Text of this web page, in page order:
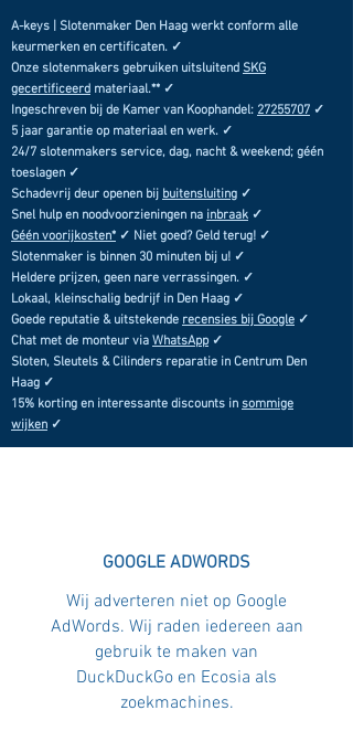
A-keys | Slotenmaker Den Haag werkt conform alle
keurmerken en certificaten. ✓
Onze slotenmakers gebruiken uitsluitend SKG
gecertificeerd materiaal.** ✓
Ingeschreven bij de Kamer van Koophandel: 27255707 ✓
5 jaar garantie op materiaal en werk. ✓
24/7 slotenmakers service, dag, nacht & weekend; géén
toeslagen ✓
Schadevrij deur openen bij buitensluiting ✓
Snel hulp en noodvoorzieningen na inbraak ✓
Géén voorijkosten* ✓ Niet goed? Geld terug! ✓
Slotenmaker is binnen 30 minuten bij u! ✓
Heldere prijzen, geen nare verrassingen. ✓
Lokaal, kleinschalig bedrijf in Den Haag ✓
Goede reputatie & uitstekende recensies bij Google ✓
Chat met de monteur via WhatsApp✓
Sloten, Sleutels & Cilinders reparatie in Centrum Den
Haag ✓
15% korting en interessante discounts in sommige
wijken ✓
GOOGLE ADWORDS
Wij adverteren niet op Google
AdWords. Wij raden iedereen aan
gebruik te maken van
DuckDuckGo en Ecosia als
zoekmachines.